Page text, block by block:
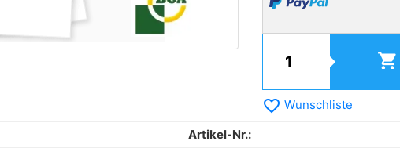
shopping_cart
favorite_border Wunschliste
Artikel-Nr.: